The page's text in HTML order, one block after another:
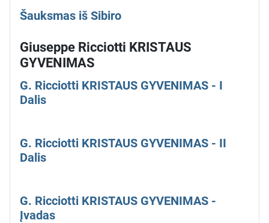
Šauksmas iš Sibiro
Giuseppe Ricciotti KRISTAUS
GYVENIMAS
G. Ricciotti KRISTAUS GYVENIMAS - I
Dalis
G. Ricciotti KRISTAUS GYVENIMAS - II
Dalis
G. Ricciotti KRISTAUS GYVENIMAS -
Įvadas